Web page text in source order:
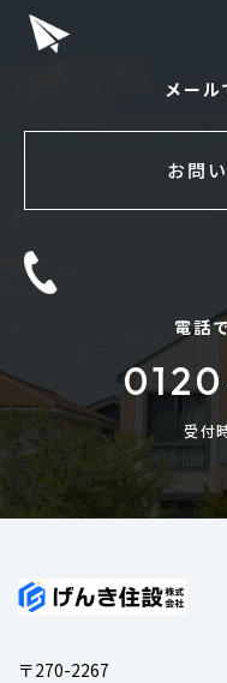
メー
お問
電話
受付
〒270-2267